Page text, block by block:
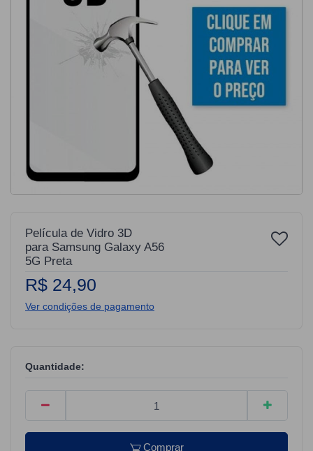
Película de Vidro 3D
para Samsung Galaxy A56
5G Preta
R$ 24,90
Ver condições de pagamento
Quantidade:
Comprar